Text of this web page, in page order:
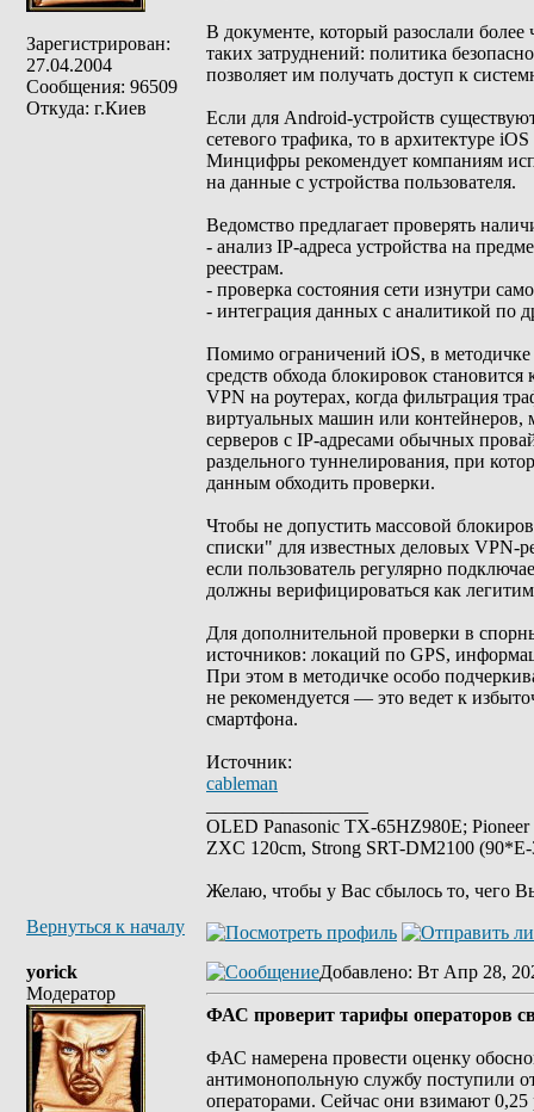
Зарегистрирован:
27.04.2004
Сообщения: 96509
Откуда: г.Киев
В документе, который разослали
таких затруднений: политика
позволяет им получать доступ к
Если для Android-устройств
сетевого трафика, то в архитектуре
Минцифры рекомендует компаниям
на данные с устройства пользователя.
Ведомство предлагает проверять
- анализ IP-адреса устройства на
реестрам.
- проверка состояния сети изнутри
- интеграция данных с аналитикой по
Помимо ограничений iOS, в
средств обхода блокировок
VPN на роутерах, когда фильтрация
виртуальных машин или контейнеров,
серверов с IP-адресами обычных
раздельного туннелирования, при
данным обходить проверки.
Чтобы не допустить массовой
списки" для известных деловых VPN-
если пользователь регулярно
должны верифицироваться как
Для дополнительной проверки в
источников: локаций по GPS,
При этом в методичке особо
не рекомендуется — это ведет к
смартфона.
Источник:
cableman
OLED Panasonic TX-65HZ980E;
ZXC 120cm, Strong SRT-DM2100
Желаю, чтобы у Вас сбылось то, чего
Вернуться к началу
yorick
Модератор
Добавлено: Вт Апр 28,
ФАС проверит тарифы операторов
ФАС намерена провести оценку
антимонопольную службу поступили
операторами. Сейчас они взимают 0,25